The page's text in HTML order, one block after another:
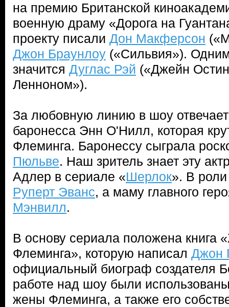
на премию Британской
военную драму «Дорога на
проекту писали Дон Макферсон
Джон Браунлоу («Сильвия»).
значится Дуглас Рэй («Джейн
Ленноном»).
За любовную линию в шоу
баронесса Энн О'Нилл, которая
Флеминга. Баронессу сыграла
Пюльве. Наш зритель знает эту
Адлер в сериале «Шерлок». В
Руперт Эванс, а маму главного
Мэнвилл.
В основу сериала положена книга
Флеминга», которую написал Джон
официальный биограф создателя
работе над шоу были
жены Флеминга, а также его